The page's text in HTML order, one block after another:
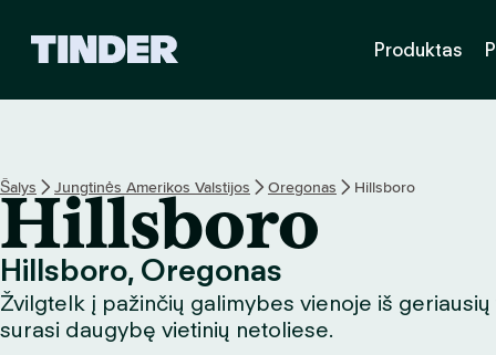
p
a
g
r
i
n
d
Produktas
Šalys Jungtinės Amerikos Valstijos Oregonas Hillsboro
Hillsboro
Hillsboro, Oregonas
Žvilgtelk į pažinčių galimybes vienoje iš
surasi daugybę vietinių netoliese.